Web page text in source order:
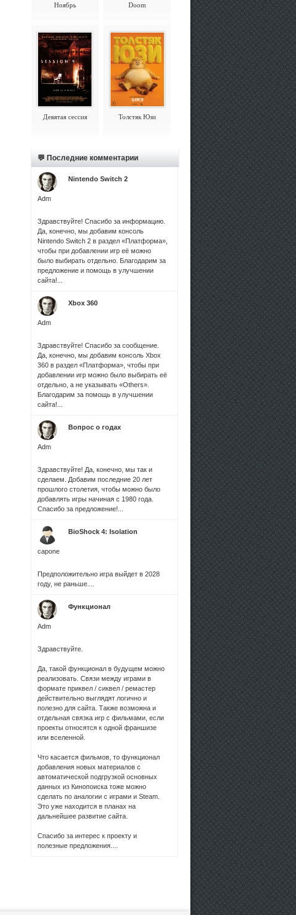
Ноябрь Doom
Девятая сессия Толстяк Юзи
💬 Последние комментарии
Adm
Nintendo Switch 2
Здравствуйте! Спасибо за информацию.
Да, конечно, мы добавим консоль
Nintendo Switch 2 в раздел «Платформа»,
чтобы при добавлении игр её можно
было выбирать отдельно. Благодарим за
предложение и помощь в улучшении
сайта!...
Adm
Xbox 360
Здравствуйте! Спасибо за сообщение.
Да, конечно, мы добавим консоль Xbox
360 в раздел «Платформа», чтобы при
добавлении игр можно было выбирать её
отдельно, а не указывать «Others».
Благодарим за помощь в улучшении
сайта!...
Adm
Вопрос о годах
Здравствуйте! Да, конечно, мы так и
сделаем. Добавим последние 20 лет
прошлого столетия, чтобы можно было
добавлять игры начиная с 1980 года.
Спасибо за предложение!...
capone
BioShock 4: Isolation
Предположительно игра выйдет в 2028
году, не раньше....
Adm
Функционал
Здравствуйте.
Да, такой функционал в будущем можно
реализовать. Связи между играми в
формате приквел / сиквел / ремастер
действительно выглядят логично и
полезно для сайта. Также возможна и
отдельная связка игр с фильмами, если
проекты относятся к одной франшизе
или вселенной.
Что касается фильмов, то функционал
добавления новых материалов с
автоматической подгрузкой основных
данных из Кинопоиска тоже можно
сделать по аналогии с играми и Steam.
Это уже находится в планах на
дальнейшее развитие сайта.
Спасибо за интерес к проекту и
полезные предложения....